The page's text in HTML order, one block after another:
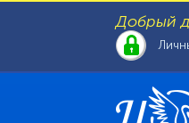
Добрый